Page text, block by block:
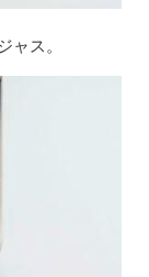
ャス。